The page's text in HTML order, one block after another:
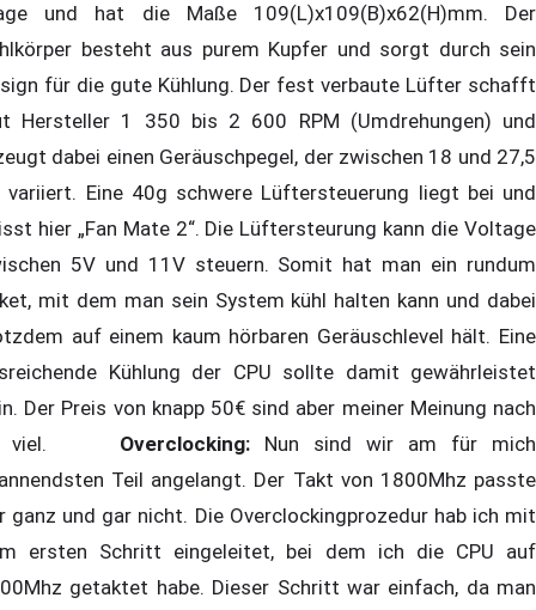
und hat die Maße 109(L)x109(B)x62(H)mm. Der
besteht aus purem Kupfer und sorgt durch sein
für die gute Kühlung. Der fest verbaute Lüfter schafft
Hersteller 1 350 bis 2 600 RPM (Umdrehungen) und
dabei einen Geräuschpegel, der zwischen 18 und 27,5
variiert. Eine 40g schwere Lüftersteuerung liegt bei und
hier „Fan Mate 2“. Die Lüftersteurung kann die Voltage
5V und 11V steuern. Somit hat man ein rundum
mit dem man sein System kühl halten kann und dabei
auf einem kaum hörbaren Geräuschlevel hält. Eine
Kühlung der CPU sollte damit gewährleistet
Der Preis von knapp 50€ sind aber meiner Meinung nach
viel. Overclocking:Nun sind wir am für mich
Teil angelangt. Der Takt von 1800Mhz passte
ganz und gar nicht. Die Overclockingprozedur hab ich mit
ersten Schritt eingeleitet, bei dem ich die CPU auf
getaktet habe. Dieser Schritt war einfach, da man